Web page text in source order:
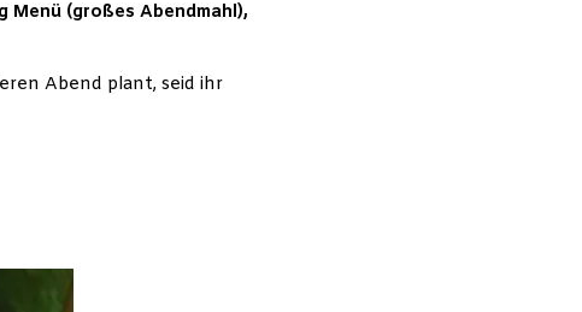
Menü (großes Abendmahl),
Abend plant, seid ihr